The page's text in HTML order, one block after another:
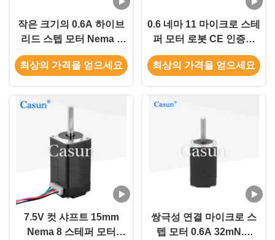
작은 크기의 0.6A 하이브
리드 스텝 모터 Nema 8
스텝 모터 40mN.M 미용
기계
최상의 가격을 얻으세요
0.6 네마 11 마이크로 스테
퍼 모터 로봇 CE 인증을
위한 작은 크기
최상의 가격을 얻으세요
7.5V 컷 샤프트 15mm
Nema 8 스테퍼 모터
쌍극성 연결 마이크로 스
텝 모터 0.6A 32mN.M